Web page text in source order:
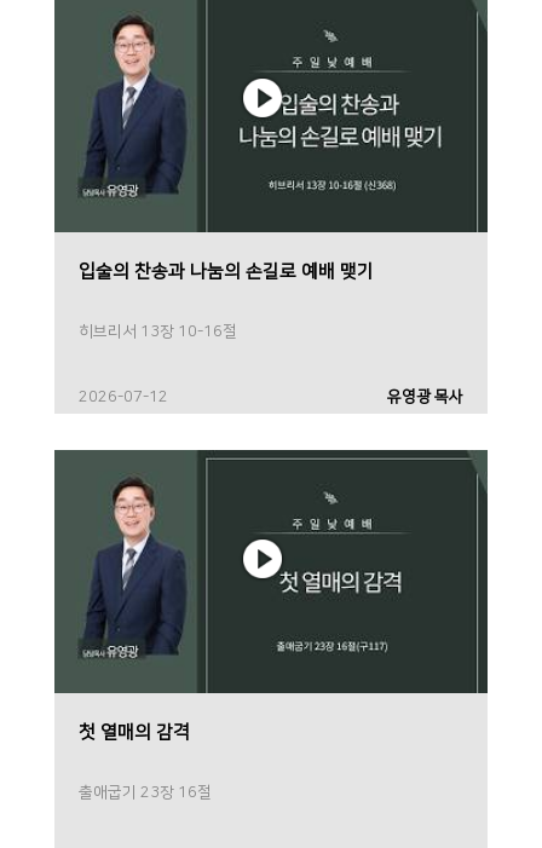
입술의 찬송과 나눔의 손길로 예배 맺기
히브리서 13장 10-16절
2026-07-12 유영광 목사
첫 열매의 감격
출애굽기 23장 16절